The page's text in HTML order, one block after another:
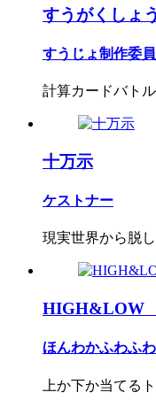
すうがくしょ
すうじょ制作委
計算カードバトル
十万示
ケストナー
現実世界から脱
HIGH&LOW
ほんわかふわふわ
上か下か当てる